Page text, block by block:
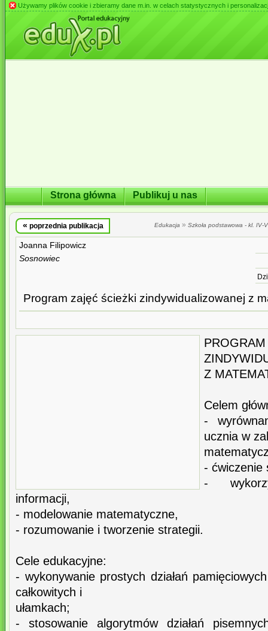
Używamy plików cookie i zbieramy dane m.in. w celach statystycznych i
Strona główna Publikuj u nas
« poprzednia publikacja Edukacja » Szkoła podstawowa - kl. IV-
Joanna Filipowicz
Sosnowiec
Program zajęć ścieżki zindywidualizowanej z
Z
Celem
-
ucznia w
- ćwiczenie
-
informacji,
- modelowanie matematyczne,
- rozumowanie i tworzenie strategii.
Cele edukacyjne:
- wykonywanie prostych działań
całkowitych i
ułamkach;
- stosowanie algorytmów działań